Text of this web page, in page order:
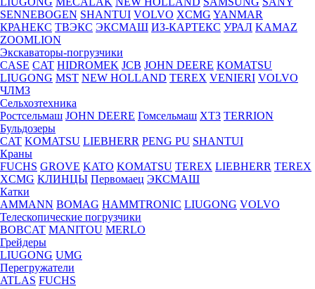
SENNEBOGEN SHANTUI VOLVO XCMG YANMAR
КРАНЕКС ТВЭКС ЭКСМАШ ИЗ-КАРТЕКС УРАЛ KAMAZ
ZOOMLION
Экскаваторы-погрузчики
CASE CAT HIDROМEK JCB JOHN DEERE KOMATSU
LIUGONG MST NEW HOLLAND TEREX VENIERI VOLVO
ЧЛМЗ
Сельхозтехника
Ростсельмаш JOHN DEERE Гомсельмаш ХТЗ TERRION
Бульдозеры
CAT KOMATSU LIEBHERR PENG PU SHANTUI
Краны
FUCHS GROVE KATO KOMATSU TEREX LIEBHERR TEREX
XCMG КЛИНЦЫ Первомаец ЭКСМАШ
Катки
AMMANN BOMAG HAMMTRONIC LIUGONG VOLVO
Телескопические погрузчики
BOBCAT MANITOU MERLO
Грейдеры
LIUGONG UMG
Перегружатели
ATLAS FUCHS